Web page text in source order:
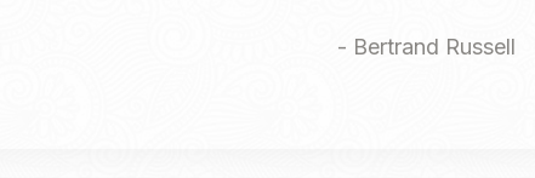
- Bertrand Russell